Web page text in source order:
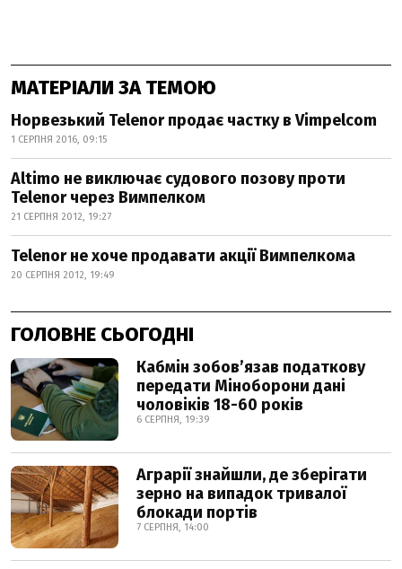
МАТЕРІАЛИ ЗА ТЕМОЮ
Норвезький Telenor продає частку в Vimpelcom
1 СЕРПНЯ 2016, 09:15
Altimo не виключає судового позову проти
Telenor через Вимпелком
21 СЕРПНЯ 2012, 19:27
Telenor не хоче продавати акції Вимпелкома
20 СЕРПНЯ 2012, 19:49
ГОЛОВНЕ СЬОГОДНІ
Кабмін зобовʼязав податкову
передати Міноборони дані
чоловіків 18-60 років
6 СЕРПНЯ, 19:39
Аграрії знайшли, де зберігати
зерно на випадок тривалої
блокади портів
7 СЕРПНЯ, 14:00